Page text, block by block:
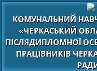
КОМУНАЛЬНИЙ
«ЧЕРКАСЬКИЙ
ПІСЛЯДИПЛОМНОЇ
ПРАЦІВНИКІВ